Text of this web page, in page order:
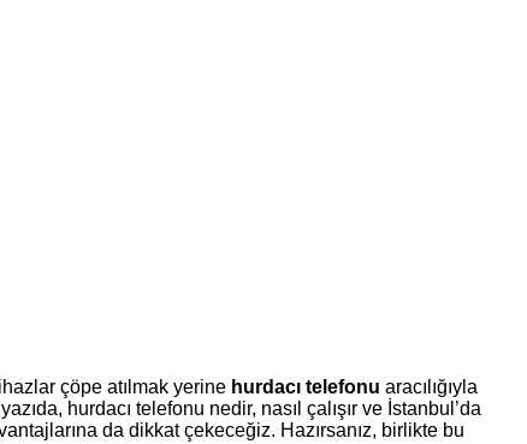
çöpe atılmak yerine hurdacı telefonu aracılığıyla
hurdacı telefonu nedir, nasıl çalışır ve İstanbul’da
da dikkat çekeceğiz. Hazırsanız, birlikte bu